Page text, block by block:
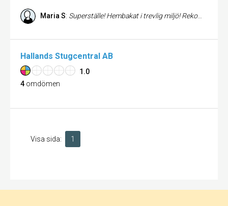
Maria S: Superställe! Hembakat i trevlig miljö! Rekommenderas varmt!
Hallands Stugcentral AB
1.0
4 omdömen
Visa sida: 1